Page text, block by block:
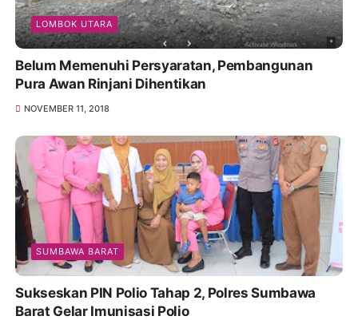
LOMBOK UTARA
Belum Memenuhi Persyaratan, Pembangunan
Pura Awan Rinjani Dihentikan
NOVEMBER 11, 2018
SUMBAWA BARAT
Sukseskan PIN Polio Tahap 2, Polres Sumbawa
Barat Gelar Imunisasi Polio